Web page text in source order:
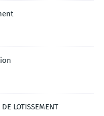
LOTISSEMENT